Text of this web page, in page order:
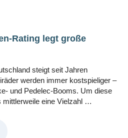
Rating legt große
steigt seit Jahren
werden immer kostspieliger –
und Pedelec-Booms. Um diese
mittlerweile eine Vielzahl …